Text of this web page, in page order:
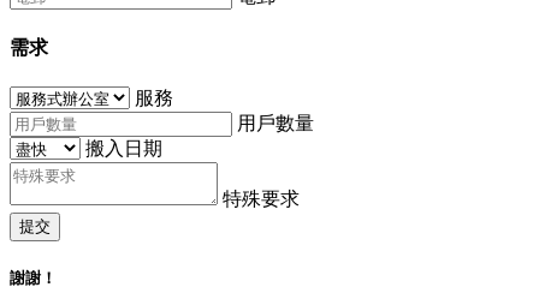
需求
服務
用戶數量
搬入日期
特殊要求
提交
謝謝！